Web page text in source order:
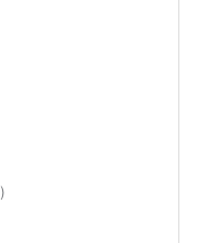
)